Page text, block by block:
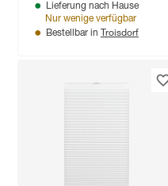
Lieferung nach Hause
Nur wenige verfügbar
Bestellbar in Troisdorf